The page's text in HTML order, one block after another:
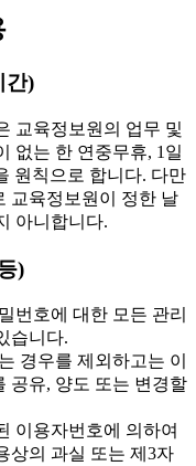
간)
교육정보원의 업무 및
없는 한 연중무휴, 1일
원칙으로 합니다. 다만
교육정보원이 정한 날
아니합니다.
)
번호에 대한 모든 관리
습니다.
경우를 제외하고는 이
공유, 양도 또는 변경할
이용자번호에 의하여
상의 과실 또는 제3자